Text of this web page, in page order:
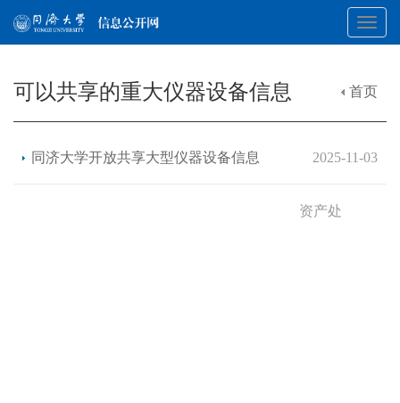
可以共享的重大仪器设备信息 首页
同济大学开放共享大型仪器设备信息 2025-11-03
资产处